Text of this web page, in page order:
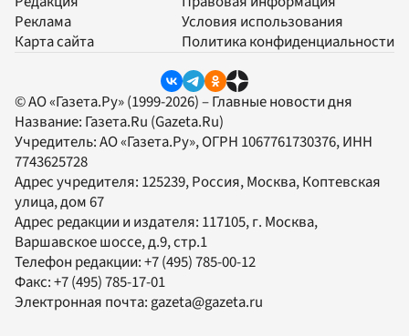
Реклама
Карта сайта
Условия использования
Политика конфиденциальности
© АО «Газета.Ру» (1999-2026) – Главные новости дня
Название: Газета.Ru (Gazeta.Ru)
Учредитель:АО «Газета.Ру», ОГРН 1067761730376, ИНН
7743625728
Адрес учредителя: 125239, Россия, Москва, Коптевская
улица, дом 67
Адрес редакции и издателя: 117105, г. Москва,
Варшавское шоссе, д.9, стр.1
Телефон редакции:+7 (495) 785-00-12
Факс:+7 (495) 785-17-01
Электронная почта: gazeta@gazeta.ru